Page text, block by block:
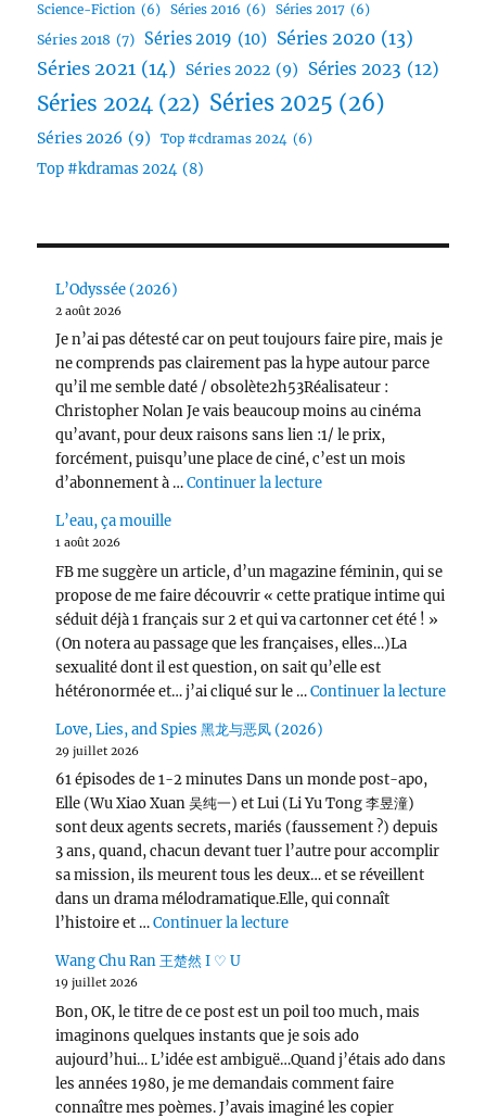
Science-Fiction (6) Séries 2016 (6) Séries 2017 (6)
Séries 2018 (7) Séries 2019 (10) Séries 2020 (13)
Séries 2021 (14) Séries 2022 (9) Séries 2023 (12)
Séries 2024 (22) Séries 2025 (26)
Séries 2026 (9) Top #cdramas 2024 (6)
Top #kdramas 2024 (8)
L’Odyssée (2026)
2 août 2026
Je n’ai pas détesté car on peut toujours faire pire, mais je
ne comprends pas clairement pas la hype autour parce
qu’il me semble daté / obsolète2h53Réalisateur :
Christopher Nolan Je vais beaucoup moins au cinéma
qu’avant, pour deux raisons sans lien :1/ le prix,
forcément, puisqu’une place de ciné, c’est un mois
d’abonnement à …Continuer la lecturede « L’Odyssée (2026)
L’eau, ça mouille
1 août 2026
FB me suggère un article, d’un magazine féminin, qui se
propose de me faire découvrir « cette pratique intime qui
séduit déjà 1 français sur 2 et qui va cartonner cet été ! »
(On notera au passage que les françaises, elles…)La
sexualité dont il est question, on sait qu’elle est
hétéronormée et… j’ai cliqué sur le …Continuer la lecturede «
Love, Lies, and Spies 黑龙与恶凤 (2026)
29 juillet 2026
61 épisodes de 1-2 minutes Dans un monde post-apo,
Elle (Wu Xiao Xuan 吴纯一) et Lui (Li Yu Tong 李昱潼)
sont deux agents secrets, mariés (faussement ?) depuis
3 ans, quand, chacun devant tuer l’autre pour accomplir
sa mission, ils meurent tous les deux… et se réveillent
dans un drama mélodramatique.Elle, qui connaît
l’histoire et …Continuer la lecturede « Love, Lies, and Spies
Wang Chu Ran 王楚然 I ♡ U
19 juillet 2026
Bon, OK, le titre de ce post est un poil too much, mais
imaginons quelques instants que je sois ado
aujourd’hui… L’idée est ambiguë…Quand j’étais ado dans
les années 1980, je me demandais comment faire
connaître mes poèmes. J’avais imaginé les copier